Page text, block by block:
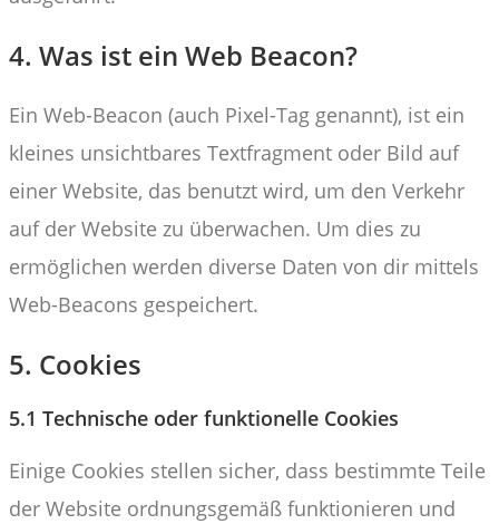
4. Was ist ein Web Beacon?
Ein Web-Beacon (auch Pixel-Tag genannt), ist ein
kleines unsichtbares Textfragment oder Bild auf
einer Website, das benutzt wird, um den Verkehr
auf der Website zu überwachen. Um dies zu
ermöglichen werden diverse Daten von dir mittels
Web-Beacons gespeichert.
5. Cookies
5.1 Technische oder funktionelle Cookies
Einige Cookies stellen sicher, dass bestimmte Teile
der Website ordnungsgemäß funktionieren und